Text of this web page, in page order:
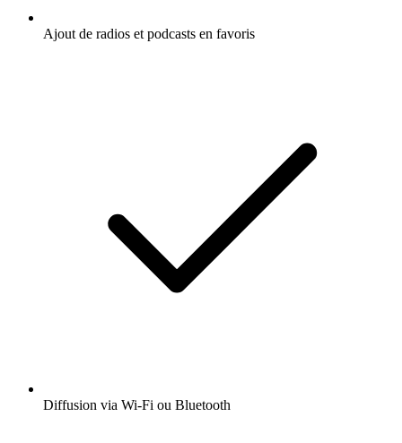
Ajout de radios et podcasts en favoris
Diffusion via Wi-Fi ou Bluetooth